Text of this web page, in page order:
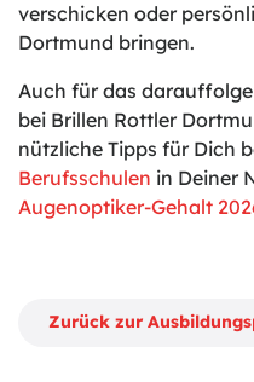
verschicken oder
Dortmund bringen.
Auch für das
bei Brillen Rottler
nützliche Tipps für Dich
Berufsschulen in Deiner
Augenoptiker-Gehalt
Zurück zur